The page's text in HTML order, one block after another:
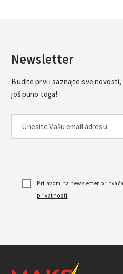
Newsletter
Budite prvi i saznajte sve
još puno toga!
Prijavom na newsletter
privatnosti.